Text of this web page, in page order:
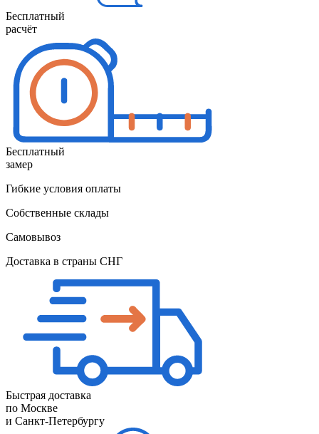
Бесплатный
расчёт
Бесплатный
замер
Гибкие условия оплаты
Собственные склады
Самовывоз
Доставка в страны СНГ
Быстрая доставка
по Москве
и Санкт-Петербургу